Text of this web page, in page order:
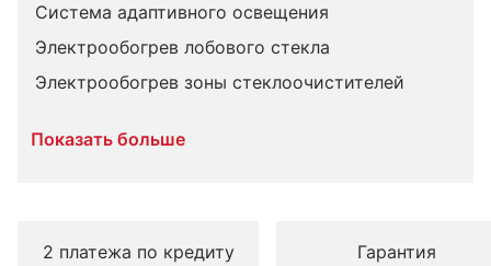
Система адаптивного освещения
Электрообогрев лобового стекла
Электрообогрев зоны стеклоочистителей
Показать больше
2 платежа по кредиту
Гарантия